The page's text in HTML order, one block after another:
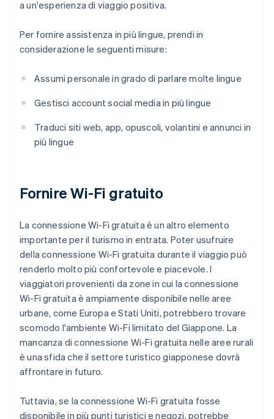
a un'esperienza di viaggio positiva.
Per fornire assistenza in più lingue, prendi in
considerazione le seguenti misure:
Assumi personale in grado di parlare molte lingue
Gestisci account social media in più lingue
Traduci siti web, app, opuscoli, volantini e annunci in
più lingue
Fornire Wi-Fi gratuito
La connessione Wi-Fi gratuita è un altro elemento
importante per il turismo in entrata. Poter usufruire
della connessione Wi-Fi gratuita durante il viaggio può
renderlo molto più confortevole e piacevole. I
viaggiatori provenienti da zone in cui la connessione
Wi-Fi gratuita è ampiamente disponibile nelle aree
urbane, come Europa e Stati Uniti, potrebbero trovare
scomodo l'ambiente Wi-Fi limitato del Giappone. La
mancanza di connessione Wi-Fi gratuita nelle aree rurali
è una sfida che il settore turistico giapponese dovrà
affrontare in futuro.
Tuttavia, se la connessione Wi-Fi gratuita fosse
disponibile in più punti turistici e negozi, potrebbe